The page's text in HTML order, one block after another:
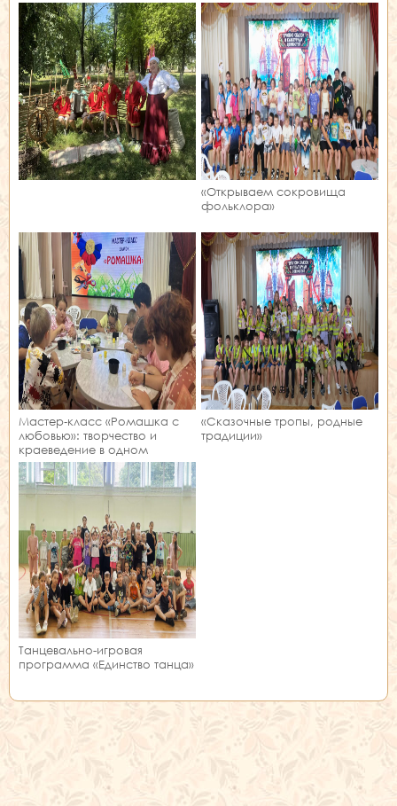
«Открываем сокровища
фольклора»
Мастер‑класс «Ромашка с
любовью»: творчество и
краеведение в одном
занятии!
«Сказочные тропы, родные
традиции»
Танцевально-игровая
программа «Единство танца»